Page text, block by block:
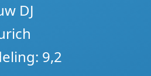
DJ
9,2